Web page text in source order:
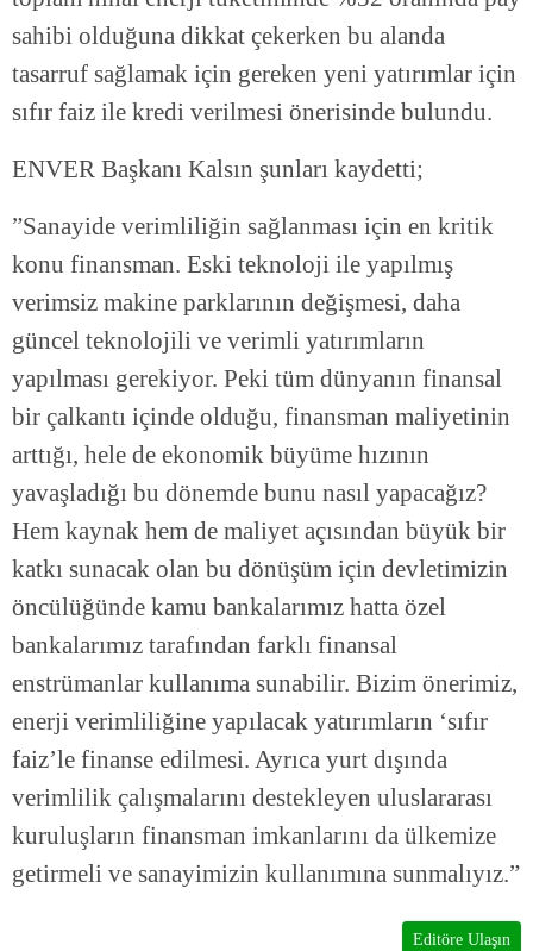
sahibi olduğuna dikkat çekerken bu alanda
tasarruf sağlamak için gereken yeni yatırımlar için
sıfır faiz ile kredi verilmesi önerisinde bulundu.
ENVER Başkanı Kalsın şunları kaydetti;
”Sanayide verimliliğin sağlanması için en kritik
konu finansman. Eski teknoloji ile yapılmış
verimsiz makine parklarının değişmesi, daha
güncel teknolojili ve verimli yatırımların
yapılması gerekiyor. Peki tüm dünyanın finansal
bir çalkantı içinde olduğu, finansman maliyetinin
arttığı, hele de ekonomik büyüme hızının
yavaşladığı bu dönemde bunu nasıl yapacağız?
Hem kaynak hem de maliyet açısından büyük bir
katkı sunacak olan bu dönüşüm için devletimizin
öncülüğünde kamu bankalarımız hatta özel
bankalarımız tarafından farklı finansal
enstrümanlar kullanıma sunabilir. Bizim önerimiz,
enerji verimliliğine yapılacak yatırımların ‘sıfır
faiz’le finanse edilmesi. Ayrıca yurt dışında
verimlilik çalışmalarını destekleyen uluslararası
kuruluşların finansman imkanlarını da ülkemize
getirmeli ve sanayimizin kullanımına sunmalıyız.”
Editöre Ulaşın